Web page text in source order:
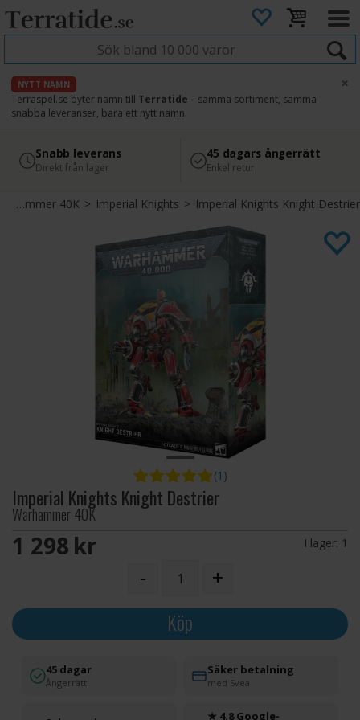
NYTT NAMN
Terraspel.se byter namn till Terratide – samma sortiment, samma
snabba leveranser, bara ett nytt namn.
×
4.8
Läs omdömen på Google
Säker betalning
med Svea
Snabb leverans
Direkt från lager
45 dagars ångerrätt
Enkel retur
Warhammer 40K> Imperial Knights> Imperial Knights Knight Destrier
(1)
Imperial Knights Knight Destrier
Warhammer 40K
1 298 SEK I lager: 1
- +
Köp
45 dagar
Ångerrätt
Säker betalning
med Svea
★ 4.8 Google-